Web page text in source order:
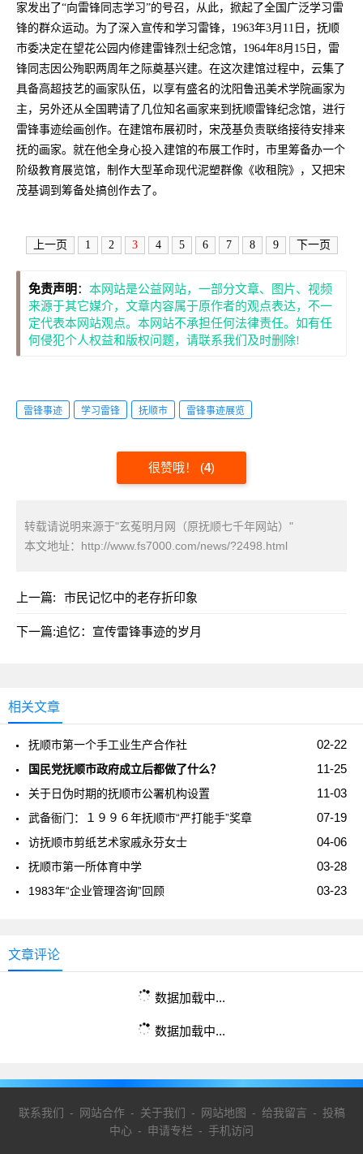
家发出了“向雷锋同志学习”的号召，从此，掀起了全国广泛学习雷
锋的群众运动。为了深入宣传和学习雷锋，1963年3月11日，抚顺
市委决定在望花公园内修建雷锋烈士纪念馆，1964年8月15日，雷
锋同志因公殉职两周年之际奠基兴建。在这次建馆过程中，云集了
具备高超技艺的画家队伍，以享有盛名的沈阳鲁迅美术学院画家为
主，另外还从全国聘请了几位知名画家来到抚顺雷锋纪念馆，进行
雷锋事迹绘画创作。在建馆布展初时，宋茂基负责联络接待安排来
抚的画家。就在他全身心投入建馆的布展工作时，市里筹备办一个
阶级教育展览馆，制作大型革命现代泥塑群像《收租院》，又把宋
茂基调到筹备处搞创作去了。
上一页 1 2 3 4 5 6 7 8 9 下一页
免责声明 ： 本网站是公益网站，一部分文章、图片、视频
来源于其它媒介，文章内容属于原作者的观点表达，不一
定代表本网站观点。本网站不承担任何法律责任。如有任
何侵犯个人权益和版权问题，请联系我们及时删除!
雷锋事迹 学习雷锋 抚顺市 雷锋事迹展览
很赞哦！ (4)
转载请说明来源于"玄菟明月网（原抚顺七千年网站）"
本文地址： http://www.fs7000.com/news/?2498.html
上一篇: 市民记忆中的老存折印象
下一篇:追忆：宣传雷锋事迹的岁月
相关文章
02-22
抚顺市第一个手工业生产合作社
11-25
国民党抚顺市政府成立后都做了什么？
11-03
关于日伪时期的抚顺市公署机构设置
07-19
武备衙门：１９９６年抚顺市“严打能手”奖章
04-06
访抚顺市剪纸艺术家戚永芬女士
03-28
抚顺市第一所体育中学
03-23
1983年“企业管理咨询”回顾
文章评论
数据加载中...
数据加载中...
联系我们 - 网站合作- 关于我们 - 网站地图 - 给我留言 - 投稿
中心 - 申请专栏 - 手机访问